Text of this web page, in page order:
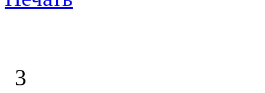
3